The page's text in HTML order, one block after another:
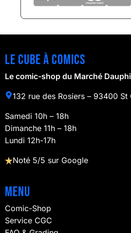
Le cube à comics
Le comic-shop du Marché
132 rue des Rosiers – 93400 St
Samedi 10h – 18h
Dimanche 11h – 18h
Lundi 12h-17h
Noté 5/5 sur Google
Menu
Comic-Shop
Service CGC